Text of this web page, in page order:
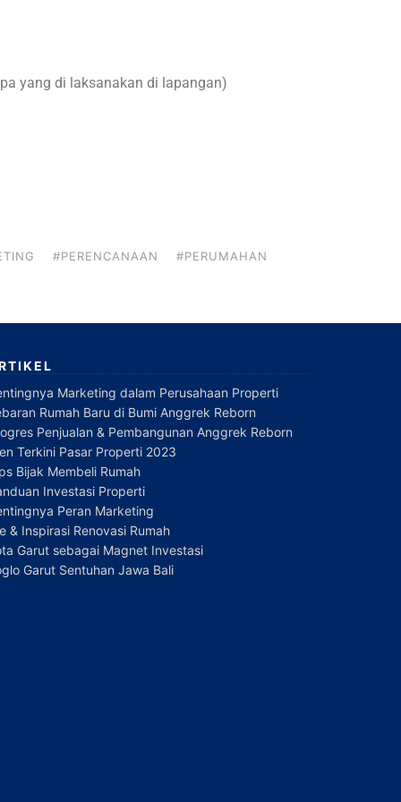
yang di laksanakan di lapangan)
#PERENCANAAN
#PERUMAHAN
Marketing dalam Perusahaan Properti
Rumah Baru di Bumi Anggrek Reborn
Penjualan & Pembangunan Anggrek Reborn
Terkini Pasar Properti 2023
Bijak Membeli Rumah
Investasi Properti
Peran Marketing
& Inspirasi Renovasi Rumah
Garut sebagai Magnet Investasi
Garut Sentuhan Jawa Bali